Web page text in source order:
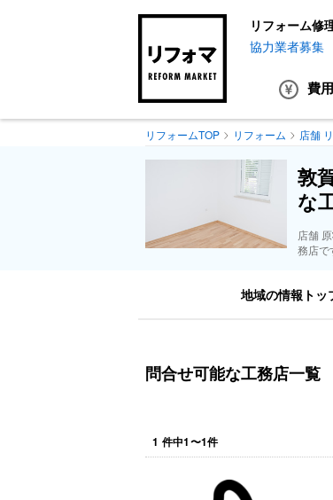
リフォーム修
協力業者募集
費
リフォームTOP リフォーム 店舗
敦
な
店舗
務店で
地域の情報トッ
問合せ可能な工務店一覧
1 件中1〜1件